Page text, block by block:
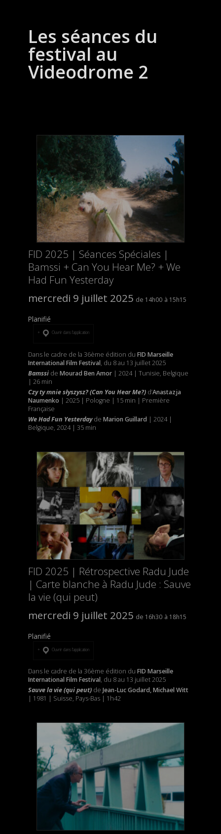
Les séances du
festival au
Videodrome 2
FID 2025 | Séances Spéciales |
Bamssi + Can You Hear Me? + We
Had Fun Yesterday
mercredi 9 juillet 2025
14h00 15h15
Planifié
Ouvrir dans l’application
Dans le cadre de la 36ème édition du FID Marseille
International Film Festival, du 8 au 13 juillet 2025
Bamsside Mourad Ben Amor| 2024 | Tunisie, Belgique
| 26 min
Czy ty mnie słyszysz? (Can You Hear Me?)d’Anastazja
Naumenko | 2025 | Pologne | 15 min | Première
Française
We Had Fun Yesterdayde Marion Guillard | 2024 |
Belgique, 2024 | 35 min
FID 2025 | Rétrospective Radu Jude
| Carte blanche à Radu Jude : Sauve
la vie (qui peut)
mercredi 9 juillet 2025
16h30 18h15
Planifié
Ouvrir dans l’application
Dans le cadre de la 36ème édition du FID Marseille
International Film Festival, du 8 au 13 juillet 2025
Sauve la vie (qui peut)de Jean-Luc Godard, Michael Witt
| 1981 | Suisse, Pays-Bas | 1h42